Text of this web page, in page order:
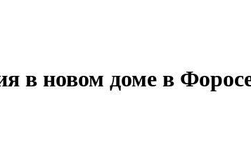
в новом доме в